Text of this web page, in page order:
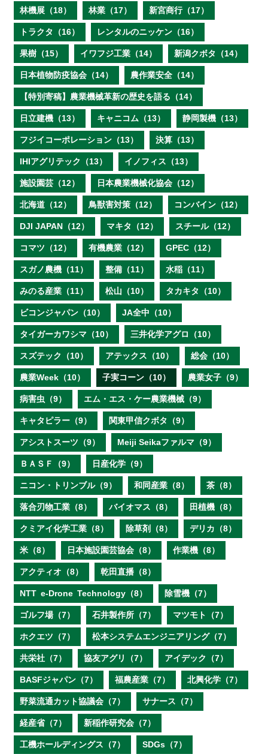
林機展（18） 林業（17） 新宮商行（17）
トラクタ（16） レンタルのニッケン（16）
果樹（15） イワフジ工業（14） 新潟クボタ（14）
日本植物防疫協会（14） 農作業安全（14）
【特別寄稿】農業機械革新の歴史を語る（14）
日立建機（13） キャニコム（13） 静岡製機（13）
フジイコーポレーション（13） 決算（13）
IHIアグリテック（13） イノフィス（13）
施設園芸（12） 日本農業機械化協会（12）
北海道（12） 鳥獣害対策（12） コンバイン（12）
DJI JAPAN（12） マキタ（12） スチール（12）
コマツ（12） 有機農業（12） GPEC（12）
スガノ農機（11） 整備（11） 水稲（11）
みのる産業（11） 松山（10） タカキタ（10）
ビコンジャパン（10） JA全中（10）
タイガーカワシマ（10） 三井化学アグロ（10）
スズテック（10） アテックス（10） 総会（10）
農業Week（10） 子実コーン（10） 農業女子（9）
病害虫（9） エム・エス・ケー農業機械（9）
キャタピラー（9） 関東甲信クボタ（9）
アシストスーツ（9） Meiji Seikaファルマ（9）
ＢＡＳＦ（9） 日産化学（9）
ニコン・トリンブル（9） 和同産業（8） 茶（8）
落合刃物工業（8） バイオマス（8） 田植機（8）
クミアイ化学工業（8） 除草剤（8） デリカ（8）
米（8） 日本施設園芸協会（8） 作業機（8）
アクティオ（8） 乾田直播（8）
NTT e‐Drone Technology（8） 除雪機（7）
ゴルフ場（7） 石井製作所（7） マツモト（7）
ホクエツ（7） 松本システムエンジニアリング（7）
共栄社（7） 協友アグリ（7） アイデック（7）
BASFジャパン（7） 福農産業（7） 北興化学（7）
野菜流通カット協議会（7） サナース（7）
経産省（7） 新稲作研究会（7）
工機ホールディングス（7） SDGs（7）